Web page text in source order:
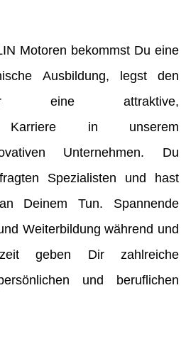
Motoren bekommst Du eine
Ausbildung, legst den
eine attraktive,
Karriere in unserem
Unternehmen. Du
Spezialisten und hast
Deinem Tun. Spannende
Weiterbildung während und
geben Dir zahlreiche
und beruflichen